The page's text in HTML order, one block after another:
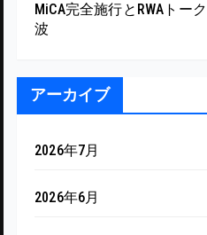
MiCA完全施行とRWAトー
波
アーカイブ
2026年7月
2026年6月